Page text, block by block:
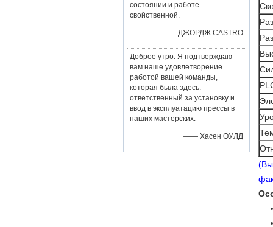
состоянии и работе
свойственной.
—— ДЖОРДЖ CASTRO
Доброе утро. Я подтверждаю
вам наше удовлетворение
работой вашей команды,
которая была здесь.
ответственный за установку и
ввод в эксплуатацию прессы в
наших мастерских.
—— Хасен ОУЛД